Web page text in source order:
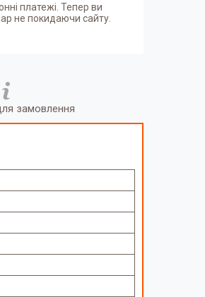
платежі. Тепер ви
не покидаючи сайту.
замовлення